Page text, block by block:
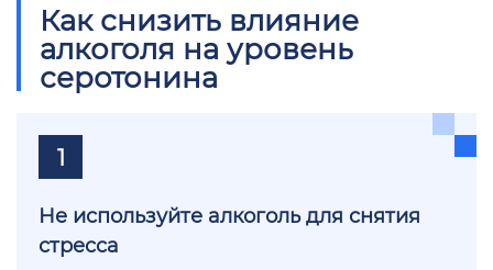
Как снизить влияние
алкоголя на уровень
серотонина
1
Не используйте алкоголь для снятия
стресса